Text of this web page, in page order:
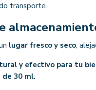
transporte.
lugar fresco y seco,
y efectivo para tu
de 30 ml.